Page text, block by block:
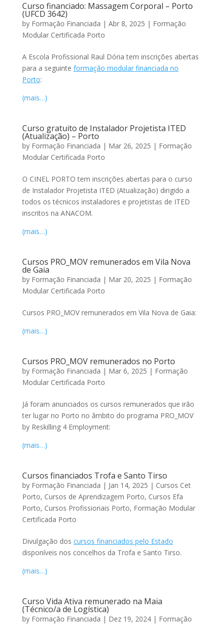
Curso financiado: Massagem Corporal – Porto
(UFCD 3642)
by Formação Financiada | Abr 8, 2025 | Formação
Modular Certificada Porto
A Escola Profissional Raul Dória tem inscrições abertas
para a seguinte formação modular financiada no
Porto:
(mais…)
Curso gratuito de Instalador Projetista ITED
(Atualização) – Porto
by Formação Financiada | Mar 26, 2025 | Formação
Modular Certificada Porto
O CINEL PORTO tem inscrições abertas para o curso
de Instalador Projetista ITED (Atualização) dirigido a
todos os técnicos instaladores e projetistas de ITED
inscritos na ANACOM.
(mais…)
Cursos PRO_MOV remunerados em Vila Nova
de Gaia
by Formação Financiada | Mar 20, 2025 | Formação
Modular Certificada Porto
Cursos PRO_MOV remunerados em Vila Nova de Gaia:
(mais…)
Cursos PRO_MOV remunerados no Porto
by Formação Financiada | Mar 6, 2025 | Formação
Modular Certificada Porto
Já foram anunciados os cursos remunerados que irão
ter lugar no Porto no âmbito do programa PRO_MOV
by Reskilling 4 Employment:
(mais…)
Cursos financiados Trofa e Santo Tirso
by Formação Financiada | Jan 14, 2025 | Cursos Cet
Porto, Cursos de Aprendizagem Porto, Cursos Efa
Porto, Cursos Profissionais Porto, Formação Modular
Certificada Porto
Divulgação dos cursos financiados pelo Estado
disponíveis nos concelhos da Trofa e Santo Tirso.
(mais…)
Curso Vida Ativa remunerado na Maia
(Técnico/a de Logística)
by Formação Financiada | Dez 19, 2024| Formação